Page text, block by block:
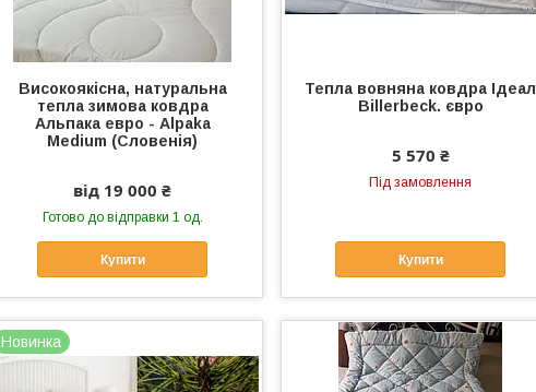
Високоякісна, натуральна
тепла зимова ковдра
Альпака евро - Alpaka
Medium (Словенія)
від 19 000 ₴
Готово до відправки 1 од.
Купити
Тепла вовняна ковдра Ідеал
Billerbeck. євро
5 570 ₴
Під замовлення
Купити
Новинка